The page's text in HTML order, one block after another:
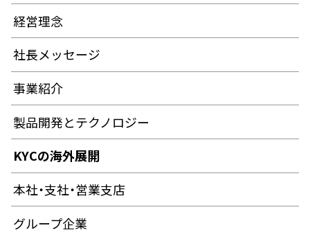
経営理念
社長メッセージ
事業紹介
製品開発とテクノロジー
KYCの海外展開
本社・支社・営業支店
グループ企業